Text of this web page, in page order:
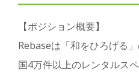
【ポジション概要】
Rebaseは「和をひろげる
国4万件以上のレンタルス